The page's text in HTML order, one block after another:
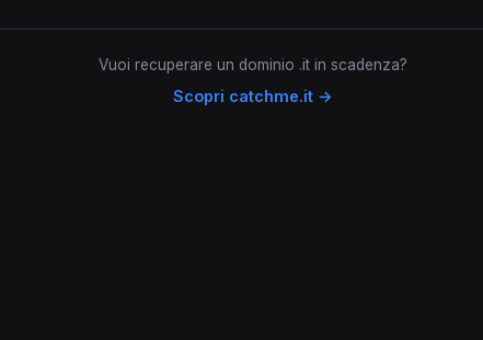
Vuoi recuperare un dominio .it in scadenza?
Scopri catchme.it →